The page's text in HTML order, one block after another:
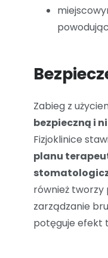
Zabieg z
bezpieczną i
Fizjoklinice
planu
również
zarządzanie
potęguje efekt